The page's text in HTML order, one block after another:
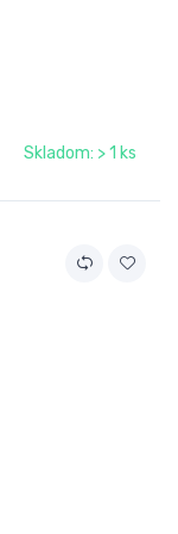
Skladom: > 1 ks